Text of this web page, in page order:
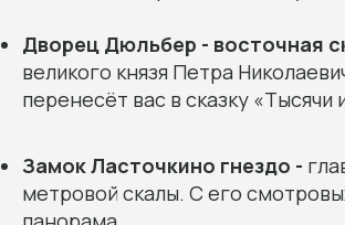
Дворец Дюльбер - восточная
великого князя Петра
перенесёт вас в сказку «Тысячи
Замок Ласточкино гнездо -
метровой скалы. С его